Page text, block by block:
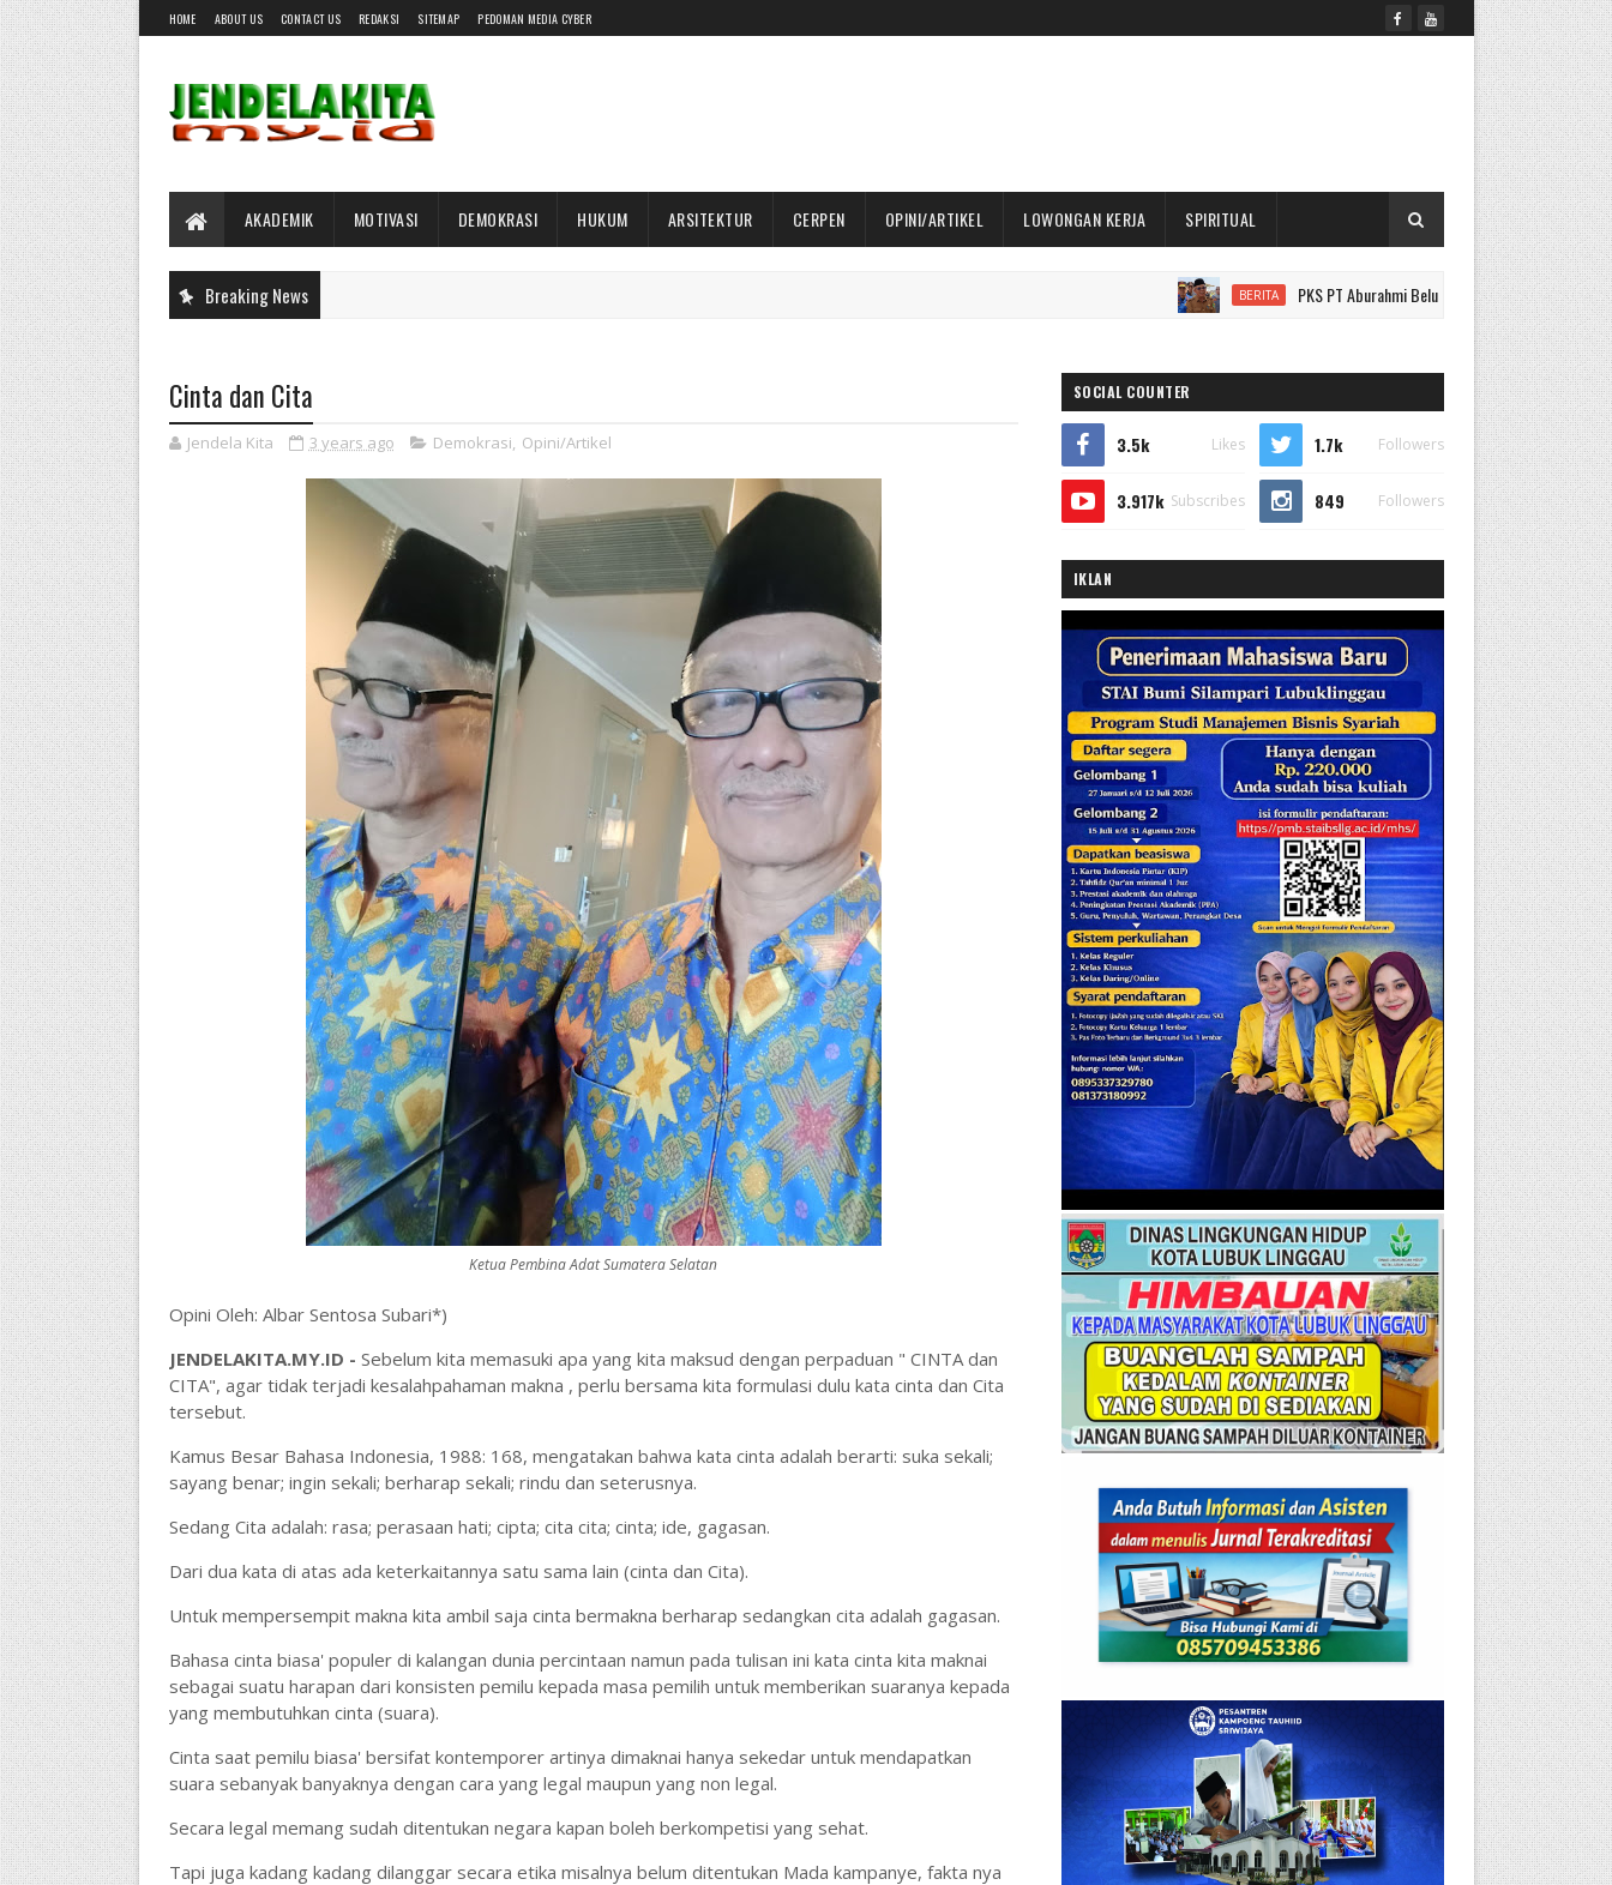
HOME ABOUT US CONTACT US REDAKSI SITEMAP PEDOMAN MEDIA CYBER
AKADEMIK MOTIVASI DEMOKRASI HUKUM ARSITEKTUR CERPEN OPINI/ARTIKEL LOWONGAN KERJA SPIRITUAL
Breaking News BERITA PKS PT Aburahmi Belum Beroperasi Penuh, Pemkab PALI
Cinta dan Cita
Jendela Kita 3 years ago Demokrasi, Opini/Artikel
Ketua Pembina Adat Sumatera Selatan
Opini Oleh: Albar Sentosa Subari*)
JENDELAKITA.MY.ID - Sebelum kita memasuki apa yang kita maksud dengan perpaduan " CINTA dan
CITA", agar tidak terjadi kesalahpahaman makna , perlu bersama kita formulasi dulu kata cinta dan Cita
tersebut.
Kamus Besar Bahasa Indonesia, 1988: 168, mengatakan bahwa kata cinta adalah berarti: suka sekali;
sayang benar; ingin sekali; berharap sekali; rindu dan seterusnya.
Sedang Cita adalah: rasa; perasaan hati; cipta; cita cita; cinta; ide, gagasan.
Dari dua kata di atas ada keterkaitannya satu sama lain (cinta dan Cita).
Untuk mempersempit makna kita ambil saja cinta bermakna berharap sedangkan cita adalah gagasan.
Bahasa cinta biasa' populer di kalangan dunia percintaan namun pada tulisan ini kata cinta kita maknai
sebagai suatu harapan dari konsisten pemilu kepada masa pemilih untuk memberikan suaranya kepada
yang membutuhkan cinta (suara).
Cinta saat pemilu biasa' bersifat kontemporer artinya dimaknai hanya sekedar untuk mendapatkan
suara sebanyak banyaknya dengan cara yang legal maupun yang non legal.
Secara legal memang sudah ditentukan negara kapan boleh berkompetisi yang sehat.
Tapi juga kadang kadang dilanggar secara etika misalnya belum ditentukan Mada kampanye, fakta nya
SOCIAL COUNTER
3.5k Likes 1.7k Followers
3.917k Subscribes 849 Followers
IKLAN